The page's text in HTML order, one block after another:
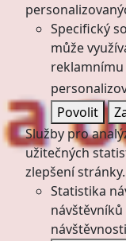
Specifický
může
Povolit
Služby pro
užitečných
zlepšení stránky.
Statistika